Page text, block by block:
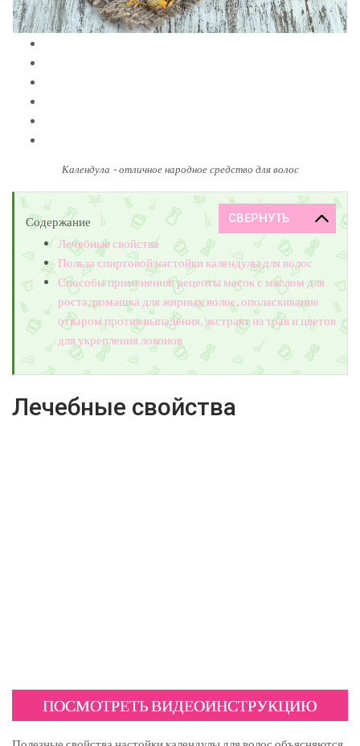
Календула - отличное народное средство для волос
Содержание
Лечебные свойства
Польза спиртовой настойки календулы для волос
Способы применения: рецепты масок с маслом для
роста, ромашка для жирных волос, ополаскивание
отваром против выпадения, экстракт из трав и цветов
для укрепления локонов
Лечебные свойства
ПОСМОТРЕТЬ ВИДЕОИНСТРУКЦИЮ